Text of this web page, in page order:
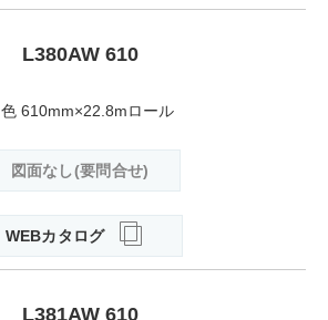
L380AW 610
610mm×22.8mロール
図面なし(要問合せ)
WEBカタログ
L381AW 610